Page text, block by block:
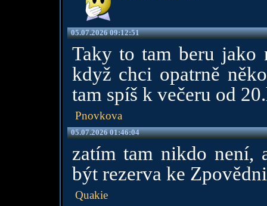
05.07.2026 09:12:51
Taky to tam beru jako
když chci opatrně
tam spíš k večeru od
Pnovkova
05.07.2026 01:46:04
zatím tam nikdo není,
být rezerva ke
Quakie